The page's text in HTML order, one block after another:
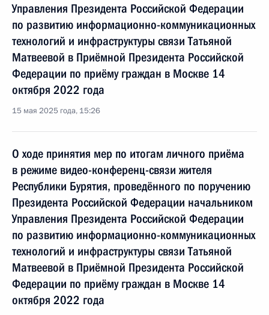
Управления Президента Российской Федерации
по развитию информационно-коммуникационных
технологий и инфраструктуры связи Татьяной
Матвеевой в Приёмной Президента Российской
Федерации по приёму граждан в Москве 14
октября 2022 года
15 мая 2025 года, 15:26
О ходе принятия мер по итогам личного приёма
в режиме видео-конференц-связи жителя
Республики Бурятия, проведённого по поручению
Президента Российской Федерации начальником
Управления Президента Российской Федерации
по развитию информационно-коммуникационных
технологий и инфраструктуры связи Татьяной
Матвеевой в Приёмной Президента Российской
Федерации по приёму граждан в Москве 14
октября 2022 года